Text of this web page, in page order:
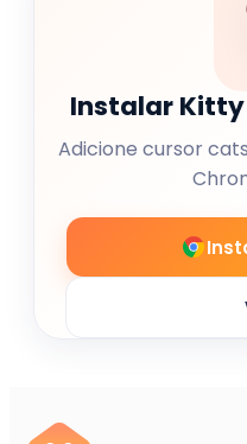
Instalar Kitty
Adicione cursor